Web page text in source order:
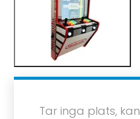
Tar inga plats, kan